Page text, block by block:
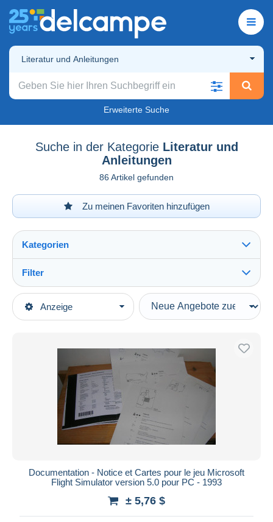
Literatur und Anleitungen
Erweiterte Suche
Suche in der Kategorie Literatur und
Anleitungen
86 Artikel gefunden
Zu meinen Favoriten hinzufügen
Anzeige
Kategorien
Hauptkategorien
Literatur und Anleitungen
Filter
Art der Verkäufe
Laufende Angebote
Auktionen mit Geboten
Auktionen ohne Gebote
Auktionshäuser
Verkauft
Alle Laufzeiten
Endet in
Preis
Documentation - Notice et Cartes pour le jeu Microsoft
Flight Simulator version 5.0 pour PC - 1993
± 5,76 $